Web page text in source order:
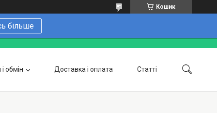
Кошик
більше
обмін Доставка і оплата Статті